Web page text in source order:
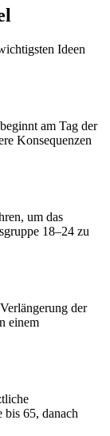
Ideen
am Tag der
Konsequenzen
um das
18–24 zu
der
einem
bis 65, danach